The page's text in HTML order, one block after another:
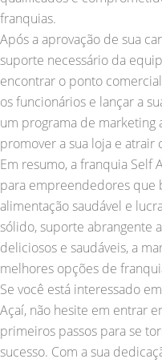
franquias.
Após a aprovação de sua
suporte necessário da
encontrar o ponto
os funcionários e lançar a
um programa de marketing
promover a sua loja e atrair
Em resumo, a franquia Self
para empreendedores que
alimentação saudável e
sólido, suporte abrangente
deliciosos e saudáveis, a
melhores opções de
Se você está interessado
Açaí, não hesite em entrar
primeiros passos para se
sucesso. Com a sua